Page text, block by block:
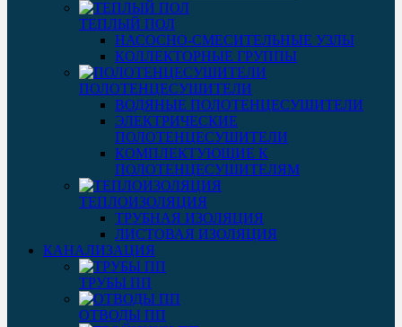
ТЕПЛЫЙ ПОЛ
НАСОСНО-СМЕСИТЕЛЬНЫЕ УЗЛЫ
КОЛЛЕКТОРНЫЕ ГРУППЫ
ПОЛОТЕНЦЕСУШИТЕЛИ
ВОДЯНЫЕ ПОЛОТЕНЦЕСУШИТЕЛИ
ЭЛЕКТРИЧЕСКИЕ
ПОЛОТЕНЦЕСУШИТЕЛИ
КОМПЛЕКТУЮЩИЕ К
ПОЛОТЕНЦЕСУШИТЕЛЯМ
ТЕПЛОИЗОЛЯЦИЯ
ТРУБНАЯ ИЗОЛЯЦИЯ
ЛИСТОВАЯ ИЗОЛЯЦИЯ
КАНАЛИЗАЦИЯ
ТРУБЫ ПП
ОТВОДЫ ПП